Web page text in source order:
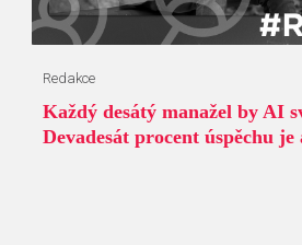
Redakce
Každý desátý manažel by AI
Devadesát procent úspěchu je